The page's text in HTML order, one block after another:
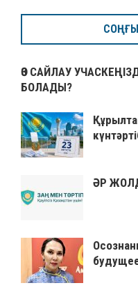
ӨЗ САЙЛАУ
БОЛАДЫ?
ӘР